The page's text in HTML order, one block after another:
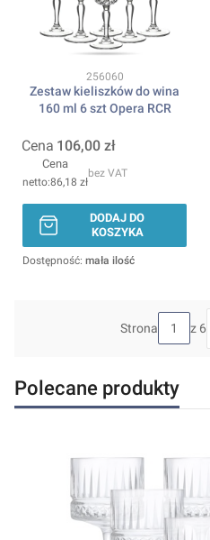
Kod produktu
256060
Zestaw kieliszków do wina
160 ml 6 szt Opera RCR
Cena 106,00 zł
Cena
86,18 zł
bez VAT
DODAJ DO
KOSZYKA
Dostępność: mała ilość
Strona z 6
Polecane produkty